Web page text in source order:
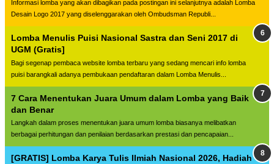
Informasi lomba yang akan dibagikan pada postingan ini selanjutnya adalah Lomba
Desain Logo 2017 yang diselenggarakan oleh Ombudsman Republi...
Lomba Menulis Puisi Nasional Sastra dan Seni 2017 di
UGM (Gratis]
Bagi segenap pembaca website lomba terbaru yang sedang mencari info lomba
puisi barangkali adanya pembukaan pendaftaran dalam Lomba Menulis...
7 Cara Menentukan Juara Umum dalam Lomba yang Baik
dan Benar
Langkah dalam proses menentukan juara umum lomba biasanya melibatkan
berbagai perhitungan dan penilaian berdasarkan prestasi dan pencapaian...
[GRATIS] Lomba Karya Tulis Ilmiah Nasional 2026, Hadiah